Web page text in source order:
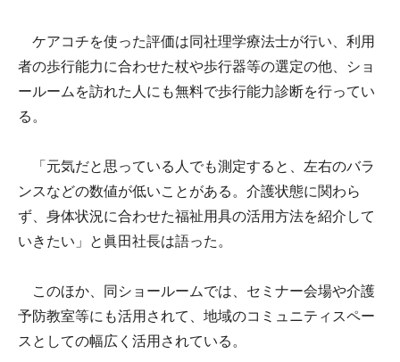
ケアコチを使った評価は同社理学療法士が行い、利用
者の歩行能力に合わせた杖や歩行器等の選定の他、ショ
ールームを訪れた人にも無料で歩行能力診断を行ってい
る。
「元気だと思っている人でも測定すると、左右のバラ
ンスなどの数値が低いことがある。介護状態に関わら
ず、身体状況に合わせた福祉用具の活用方法を紹介して
いきたい」と眞田社長は語った。
このほか、同ショールームでは、セミナー会場や介護
予防教室等にも活用されて、地域のコミュニティスペー
スとしての幅広く活用されている。